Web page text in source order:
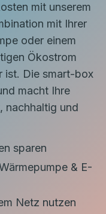
mit unserem
mit Ihrer
oder einem
Ökostrom
ist. Die smart-box
macht Ihre
nachhaltig und
sparen
& E-
Netz nutzen